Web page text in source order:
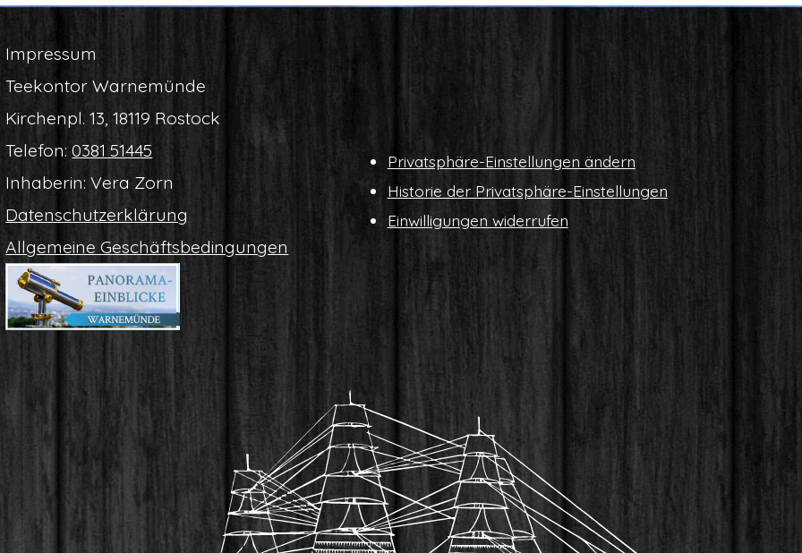
Impres­sum
Tee­kon­tor Warnemünde
Kir­chen­pl. 13, 18119 Rostock
Tele­fon:0381 51445
Inha­be­rin: Vera Zorn
Daten­schutz­er­klä­rung
All­ge­mei­ne Geschäftsbedingungen
Pri­vat­sphä­re-Ein­stel­lun­gen ändern
His­to­rie der Privatsphäre-Einstellungen
Ein­wil­li­gun­gen widerrufen